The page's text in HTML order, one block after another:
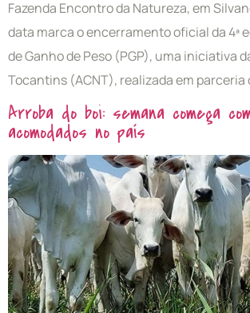
Fazenda Encontro da Natureza, em
data marca o encerramento oficial da 4ª
de Ganho de Peso (PGP), uma iniciativa
Tocantins (ACNT), realizada em parceria
Arroba do boi: semana começa
acomodados no país